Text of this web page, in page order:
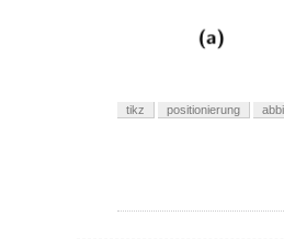
tikz positionierung